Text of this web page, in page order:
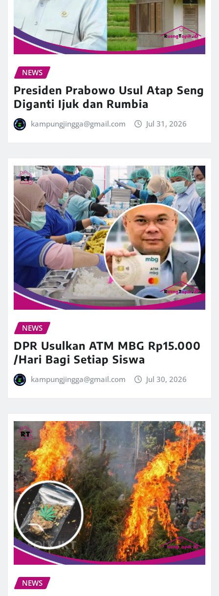
NEWS
Presiden Prabowo Usul Atap Seng
Diganti Ijuk dan Rumbia
kampungjingga@gmail.com Jul 31, 2026
NEWS
DPR Usulkan ATM MBG Rp15.000
/Hari Bagi Setiap Siswa
kampungjingga@gmail.com Jul 30, 2026
NEWS